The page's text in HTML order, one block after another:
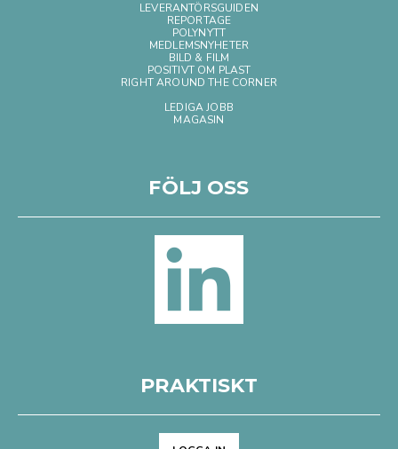
LEVERANTÖRSGUIDEN
REPORTAGE
POLYNYTT
MEDLEMSNYHETER
BILD & FILM
POSITIVT OM PLAST
RIGHT AROUND THE CORNER
LEDIGA JOBB
MAGASIN
FÖLJ OSS
PRAKTISKT